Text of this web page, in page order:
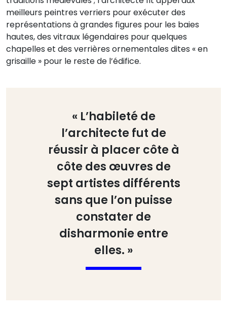
meilleurs peintres verriers pour exécuter des
représentations à grandes figures pour les baies
hautes, des vitraux légendaires pour quelques
chapelles et des verrières ornementales dites « en
grisaille » pour le reste de l’édifice.
« L’habileté de
l’architecte fut de
réussir à placer côte à
côte des œuvres de
sept artistes différents
sans que l’on puisse
constater de
disharmonie entre
elles. »